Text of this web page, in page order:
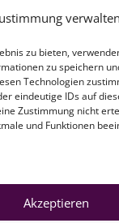
verwalten
zu bieten,
zu speichern
Technologien
eindeutige IDs auf
Zustimmung nicht
und Funktionen
Akzeptieren
ZEBAU GMBH